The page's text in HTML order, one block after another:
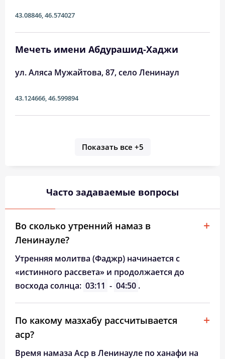
43.08846,46.574027
Мечеть имени Абдурашид-Хаджи
ул. Аляса Мужайтова, 87, село Ленинаул
43.124666,46.599894
Показать все +5
Часто задаваемые вопросы
Во сколько утренний намаз в
Ленинауле?
Утренняя молитва (Фаджр) начинается с
«истинного рассвета» и продолжается до
восхода солнца: 03:11 - 04:50 .
По какому мазхабу рассчитывается
аср?
Время намаза Аср в Ленинауле по ханафи на